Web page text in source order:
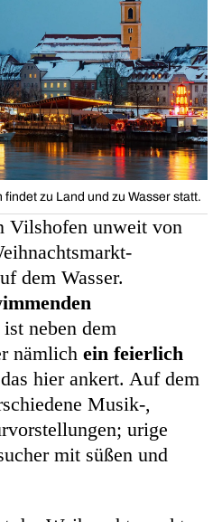
zu Land und zu Wasser statt.
Vilshofen unweit von
dem Wasser.
ist neben dem
nämlich ein feierlich
hier ankert. Auf dem
Musik-,
urige
mit süßen und